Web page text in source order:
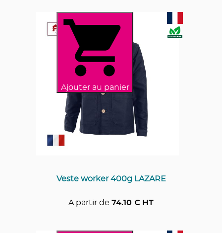
Ajouter au panier
Veste worker 400g LAZARE
A partir de 74.10 € HT